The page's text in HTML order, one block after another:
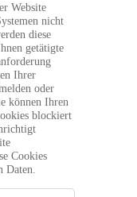
Website
nicht
diese
getätigte
Ihrer
oder
können Ihren
blockiert
Cookies
Daten.